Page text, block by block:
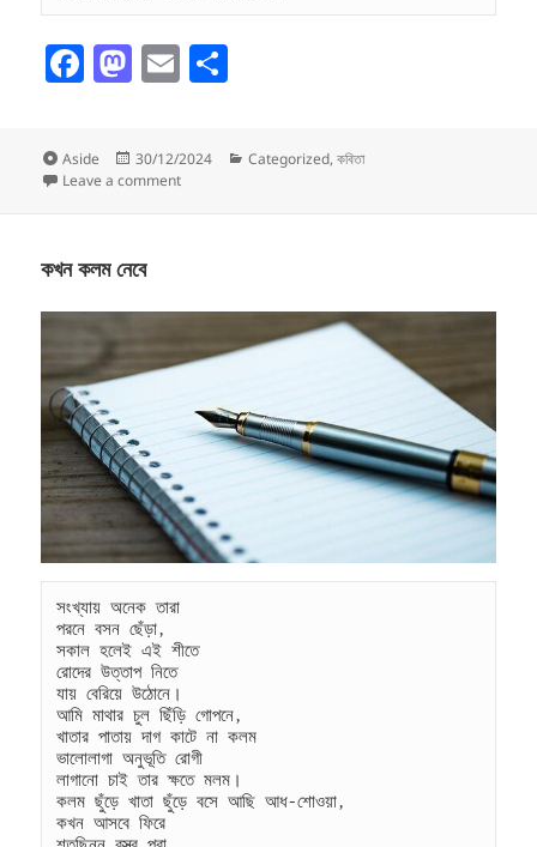
F
c
e
o
o
k
M
to
d
n
E
ai
l
a
re
Format
Aside
Posted
on
30/12/2024 Categories
Categorized,কবিতা
Leave a commenton চিনলাম না নিজেকে
কখন কলম নেবে
সংখ্যায় অনেক তারা
পরনে বসন ছেঁড়া,
সকাল হলেই এই শীতে
রোদের উত্তাপ নিতে
যায় বেরিয়ে উঠোনে।
আমি মাথার চুল ছিঁড়ি গোপনে,
খাতার পাতায় দাগ কাটে না কলম
ভালোলাগা অনুভূতি রোগী
লাগানো চাই তার ক্ষতে মলম।
কলম ছুঁড়ে খাতা ছুঁড়ে বসে আছি আধ-শোওয়া,
কখন আসবে ফিরে